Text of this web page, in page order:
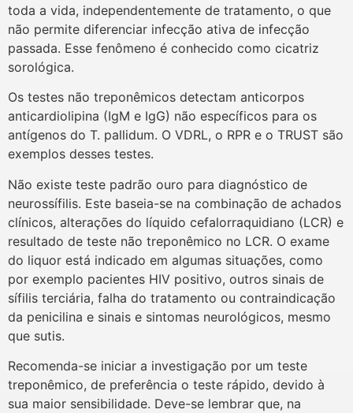
toda a vida, independentemente de tratamento, o que
não permite diferenciar infecção ativa de infecção
passada. Esse fenômeno é conhecido como cicatriz
sorológica.
Os testes não treponêmicos detectam anticorpos
anticardiolipina (IgM e IgG) não específicos para os
antígenos do T. pallidum. O VDRL, o RPR e o TRUST são
exemplos desses testes.
Não existe teste padrão ouro para diagnóstico de
neurossífilis. Este baseia-se na combinação de achados
clínicos, alterações do líquido cefalorraquidiano (LCR) e
resultado de teste não treponêmico no LCR. O exame
do liquor está indicado em algumas situações, como
por exemplo pacientes HIV positivo, outros sinais de
sífilis terciária, falha do tratamento ou contraindicação
da penicilina e sinais e sintomas neurológicos, mesmo
que sutis.
Recomenda-se iniciar a investigação por um teste
treponêmico, de preferência o teste rápido, devido à
sua maior sensibilidade. Deve-se lembrar que, na